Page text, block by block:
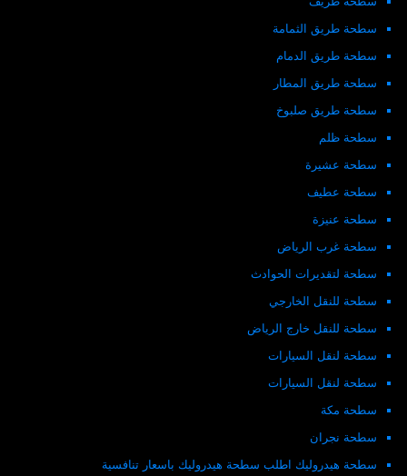
سطحة طريق الثمامة
سطحة طريق الدمام
سطحة طريق المطار
سطحة طريق صلبوخ
سطحة ظلم
سطحة عشيرة
سطحة عطيف
سطحة عنيزة
سطحة غرب الرياض
سطحة لتقديرات الحوادث
سطحة للنقل الخارجي
سطحة للنقل خارج الرياض
سطحة لنقل السيارات
سطحة لنقل السيارات
سطحة مكة
سطحة نجران
سطحة هيدروليك اطلب سطحة هيدروليك باسعار تنافسية